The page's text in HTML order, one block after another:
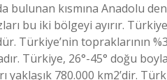
bulunan kısmına Anadolu
bu iki bölgeyi ayırır.
Türkiye’nin topraklarının
Türkiye, 26°-45° doğu
780.000 km2’dir.